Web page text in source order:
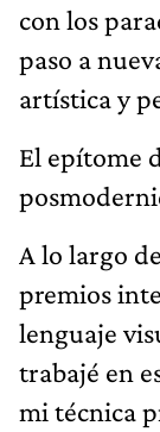
con los
paso a
artística y
El epítome
A lo largo
premios
lenguaje
trabajé en
mi técnica